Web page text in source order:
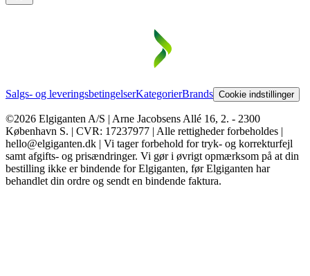
Salgs- og leveringsbetingelserKategorierBrands Cookie indstillinger
©2026 Elgiganten A/S | Arne Jacobsens Allé 16, 2. - 2300
København S. | CVR: 17237977 | Alle rettigheder forbeholdes |
hello@elgiganten.dk | Vi tager forbehold for tryk- og korrekturfejl
samt afgifts- og prisændringer. Vi gør i øvrigt opmærksom på at din
bestilling ikke er bindende for Elgiganten, før Elgiganten har
behandlet din ordre og sendt en bindende faktura.